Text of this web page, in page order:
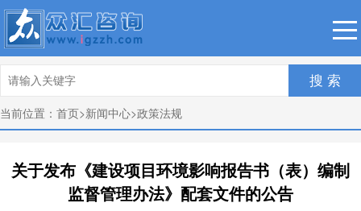
搜 索
当前位置： 首页>新闻中心>政策法规
关于发布《建设项目环境影响报告书（表）编制
监督管理办法》配套文件的公告